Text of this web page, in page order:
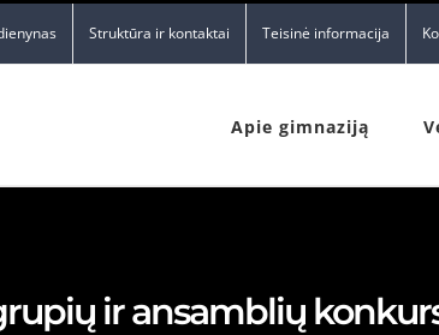
Struktūra ir kontaktai Teisinė informacija
Apie gimnaziją
ir ansamblių